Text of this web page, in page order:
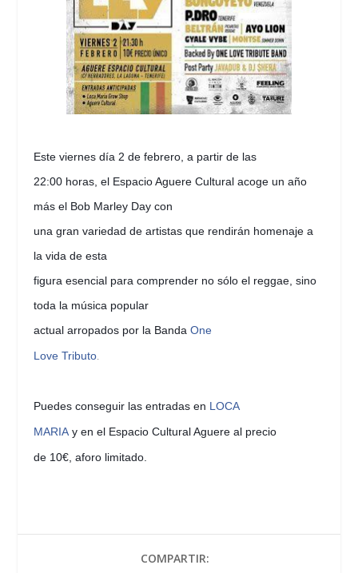
Este viernes día 2 de febrero, a partir de las
22:00 horas, el Espacio Aguere Cultural acoge un año
más el Bob Marley Day con
una gran variedad de artistas que rendirán homenaje a
la vida de esta
figura esencial para comprender no sólo el reggae, sino
toda la música popular
actual arropados por la BandaOne
Love Tributo
Puedes conseguir las entradas en LOCA
MARIA y en el Espacio Cultural Aguere al precio
de 10€, aforo limitado.
COMPARTIR: